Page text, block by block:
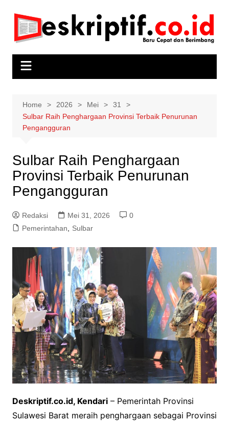
content
Home 2026 Mei
31
Sulbar Raih Penghargaan Provinsi Terbaik Penurunan
Pengangguran
Sulbar Raih Penghargaan
Provinsi Terbaik Penurunan
Pengangguran
Redaksi Mei 31, 2026
0
Pemerintahan
Sulbar
Deskriptif.co.id, Kendari– Pemerintah Provinsi
Sulawesi Barat meraih penghargaan sebagai Provinsi